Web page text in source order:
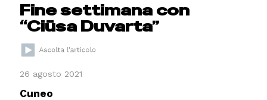
Fine settimana con
“Ciüsa Duvarta”
26 agosto 2021
Cuneo